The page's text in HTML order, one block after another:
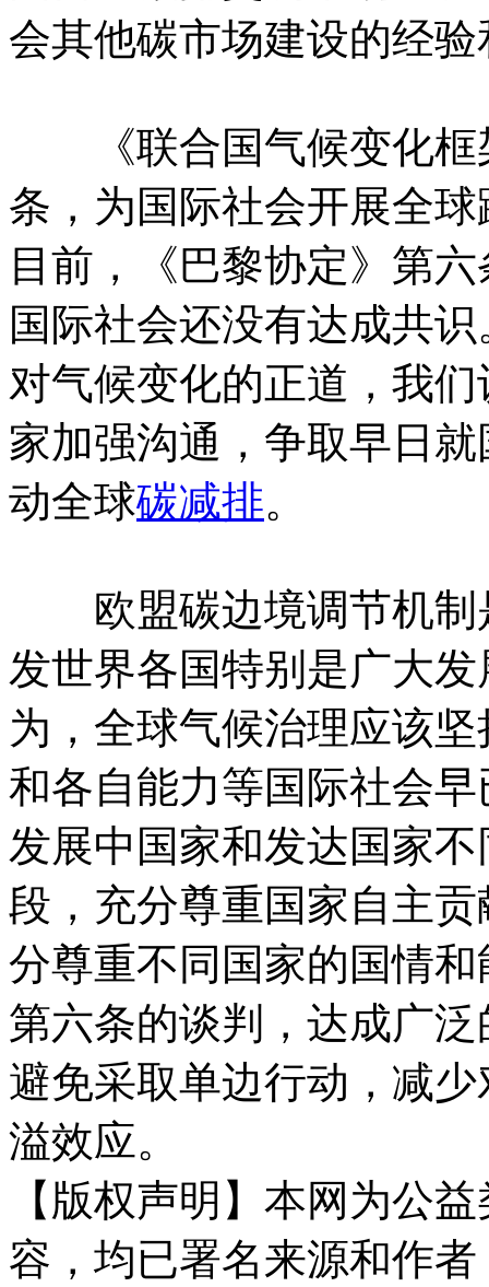
会其他碳市场建设的经
《联合国气候变化框
条，为国际社会开展全球
目前，《巴黎协定》第
国际社会还没有达成共
对气候变化的正道，我
家加强沟通，争取早日
动全球碳减排。
欧盟碳边境调节机制
发世界各国特别是广大
为，全球气候治理应该
和各自能力等国际社会
发展中国家和发达国家
段，充分尊重国家自主
分尊重不同国家的国情
第六条的谈判，达成广
避免采取单边行动，减
溢效应。
【版权声明】本网为公
容，均已署名来源和作